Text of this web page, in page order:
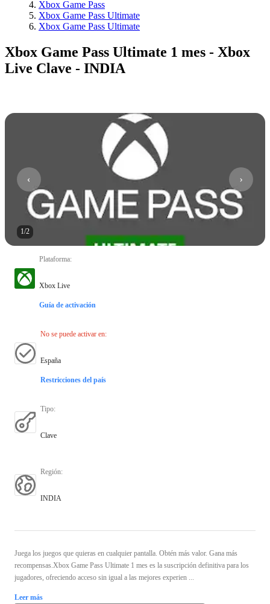
Xbox Game Pass
Xbox Game Pass Ultimate
Xbox Game Pass Ultimate
Xbox Game Pass Ultimate 1 mes - Xbox
Live Clave - INDIA
1/2
Plataforma:
Xbox Live
Guía de activación
No se puede activar en:
España
Restricciones del país
Tipo:
Clave
Región:
INDIA
Juega los juegos que quieras en cualquier pantalla. Obtén más valor. Gana más
recompensas.Xbox Game Pass Ultimate 1 mes es la suscripción definitiva para los
jugadores, ofreciendo acceso sin igual a las mejores experien ...
Leer más